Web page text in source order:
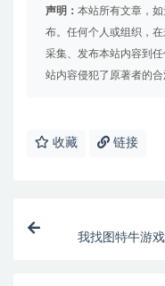
声明： 本站所有文章，
布。任何个人或组织，
采集、发布本站内容到
站内容侵犯了原著者的合
收藏 链接
我找图特牛游